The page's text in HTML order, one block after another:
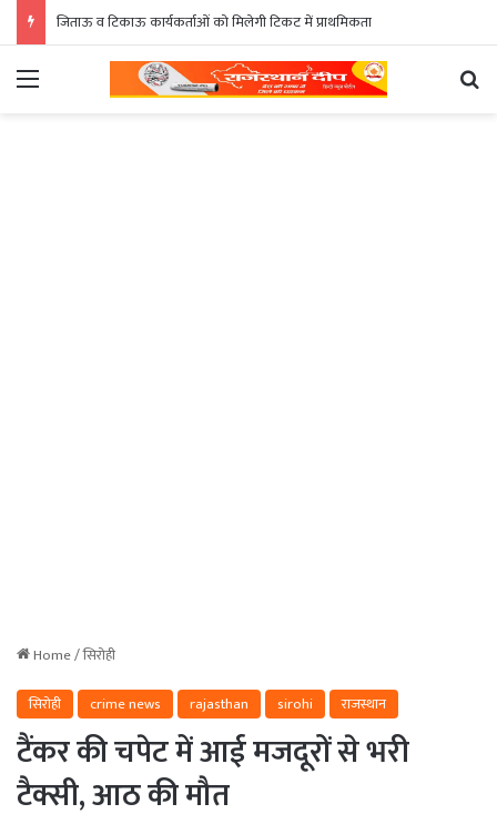
जिताऊ व टिकाऊ कार्यकर्ताओं को मिलेगी टिकट में प्राथमिकता
Menu
Home/सिरोही
सिरोही
crime news rajasthan sirohi राजस्थान
टैंकर की चपेट में आई मजदूरों से भरी
टैक्सी, आठ की मौत